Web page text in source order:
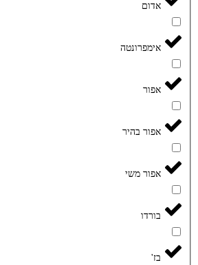
אדום
אימפרונטה
אפור
אפור בהיר
אפור משי
בורדו
בז'